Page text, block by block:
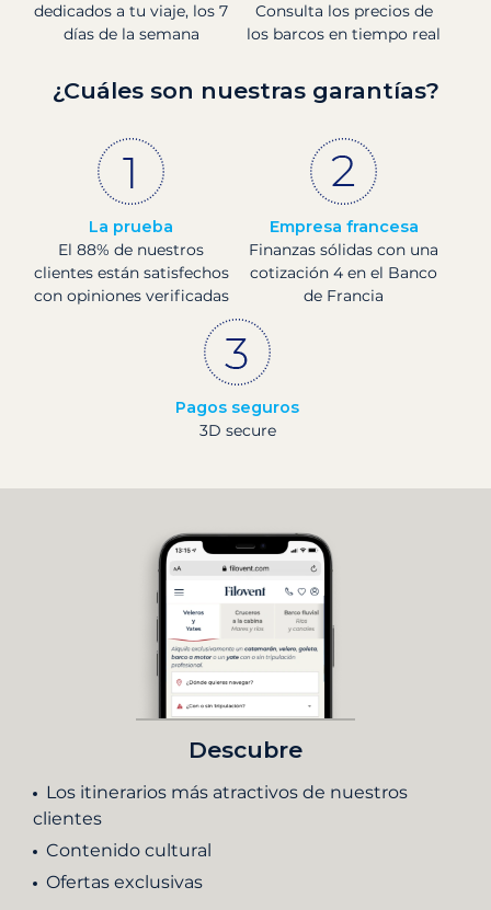
dedicados a tu viaje, los 7
días de la semana
Consulta los precios de
los barcos en tiempo real
¿Cuáles son nuestras garantías?
La prueba
El 88% de nuestros
clientes están satisfechos
con opiniones verificadas
Empresa francesa
Finanzas sólidas con una
cotización 4 en el Banco
de Francia
Pagos seguros
3D secure
Descubre
Los itinerarios más atractivos de nuestros
clientes
Contenido cultural
Ofertas exclusivas